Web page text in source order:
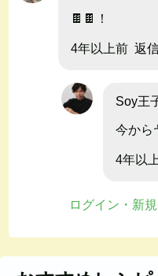
🍫🍫！
4年以上前 返
Soy王
今から
4年以
ログイン・新